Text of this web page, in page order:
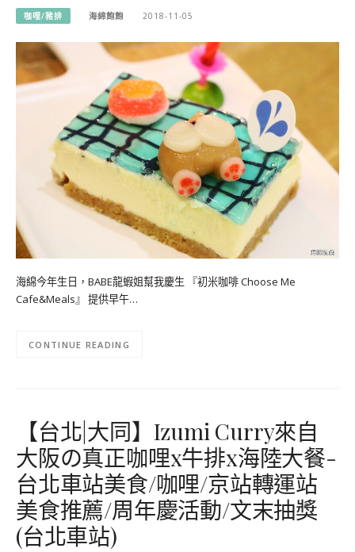
咖哩/豬排 海綿飽飽 2018-11-05
海綿今年生日，BABE龍蝦姐幫我慶生 『初米咖啡 Choose Me
Cafe&Meals』 提供早午…
CONTINUE READING
【台北|大同】Izumi Curry來自
大阪の真正咖哩x牛排x海陸大餐-
台北車站美食/咖哩/京站轉運站
美食推薦/周年慶活動/文末抽獎
(台北車站)